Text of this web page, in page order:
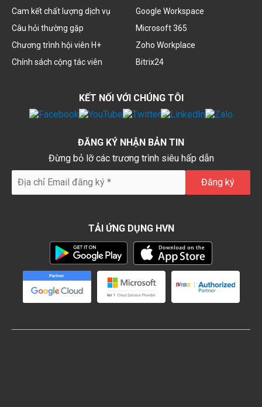
Cam kết chất lượng dịch vụ
Câu hỏi thường gặp
Chương trình hội viên H+
Chính sách cộng tác viên
Google Workspace
Microsoft 365
Zoho Workplace
Bitrix24
KẾT NỐI VỚI CHÚNG TÔI
ĐĂNG KÝ NHẬN BẢN TIN
Đừng bỏ lỡ các trương trình siêu hấp dẫn
TẢI ỨNG DỤNG HVN